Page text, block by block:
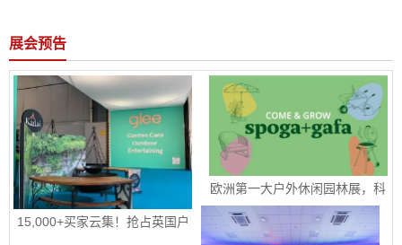
展会预告
15,000+买家云集！抢占英国户
欧洲第一大户外休闲园林展，科
隆国际园艺、户外休闲及烧烤用
品展 spoga+gafa 圆满收官 下届
定档2027年 6 月 15日至 6 月